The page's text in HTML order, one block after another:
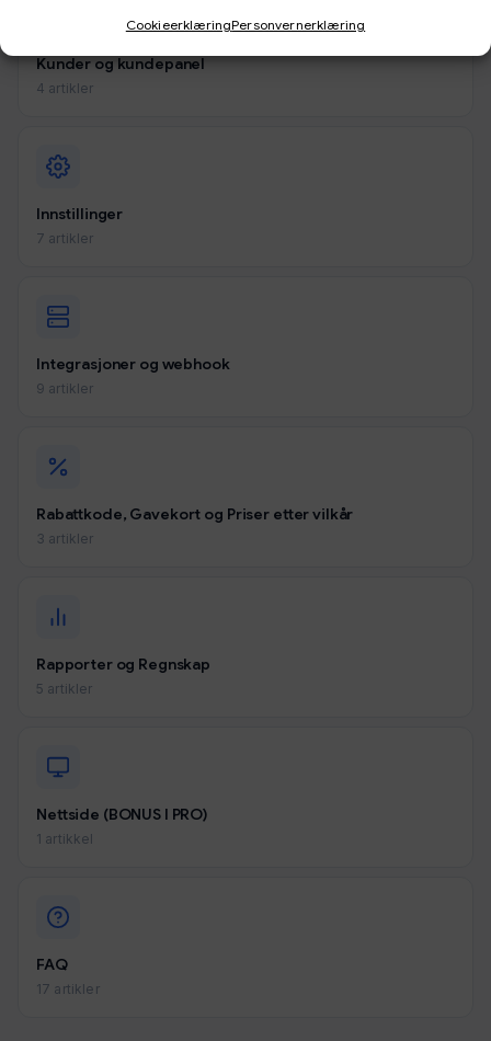
CookieerklæringPersonvernerklæring
Kunder og kundepanel
4 artikler
Innstillinger
7 artikler
Integrasjoner og webhook
9 artikler
Rabattkode, Gavekort og Priser etter vilkår
3 artikler
Rapporter og Regnskap
5 artikler
Nettside (BONUS I PRO)
1 artikkel
FAQ
17 artikler